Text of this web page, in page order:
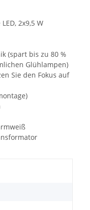
2x9,5 W
(spart bis zu 80 %
Glühlampen)
Sie den Fokus auf